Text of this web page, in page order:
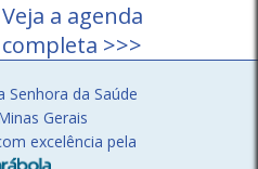
Veja a agenda
completa >>>
Senhora da Saúde
Gerais
excelência pela